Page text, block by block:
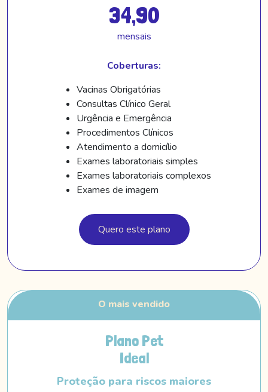
34,90
mensais
Coberturas:
Vacinas Obrigatórias
Consultas Clínico Geral
Urgência e Emergência
Procedimentos Clínicos
Atendimento a domicílio
Exames laboratoriais simples
Exames laboratoriais complexos
Exames de imagem
Quero este plano
Plano Pet
Ideal
Proteção para riscos maiores